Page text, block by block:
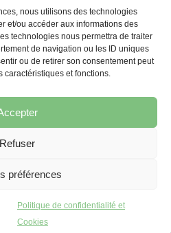
nous utilisons des technologies
et/ou accéder aux informations des
technologies nous permettra de traiter
de navigation ou les ID uniques
ou de retirer son consentement peut
caractéristiques et fonctions.
Refuser
préférences
Politique de confidentialité et
Cookies